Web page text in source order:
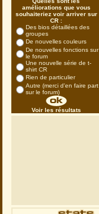
améliorations que vous
souhaiteriez voir arriver sur
CR :
Des bios détaillées des
groupes
De nouvelles couleurs
De nouvelles fonctions sur
le forum
Une nouvelle série de t-
shirt CR
Rien de particulier
Autre (merci d'en faire part
sur le forum)
Voir les résultats